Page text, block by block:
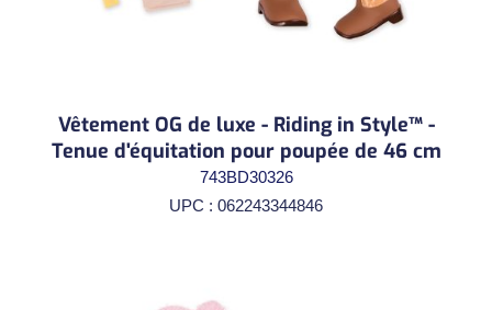
Vêtement OG de luxe - Riding in Style™ -
Tenue d'équitation pour poupée de 46 cm
743BD30326
UPC : 062243344846